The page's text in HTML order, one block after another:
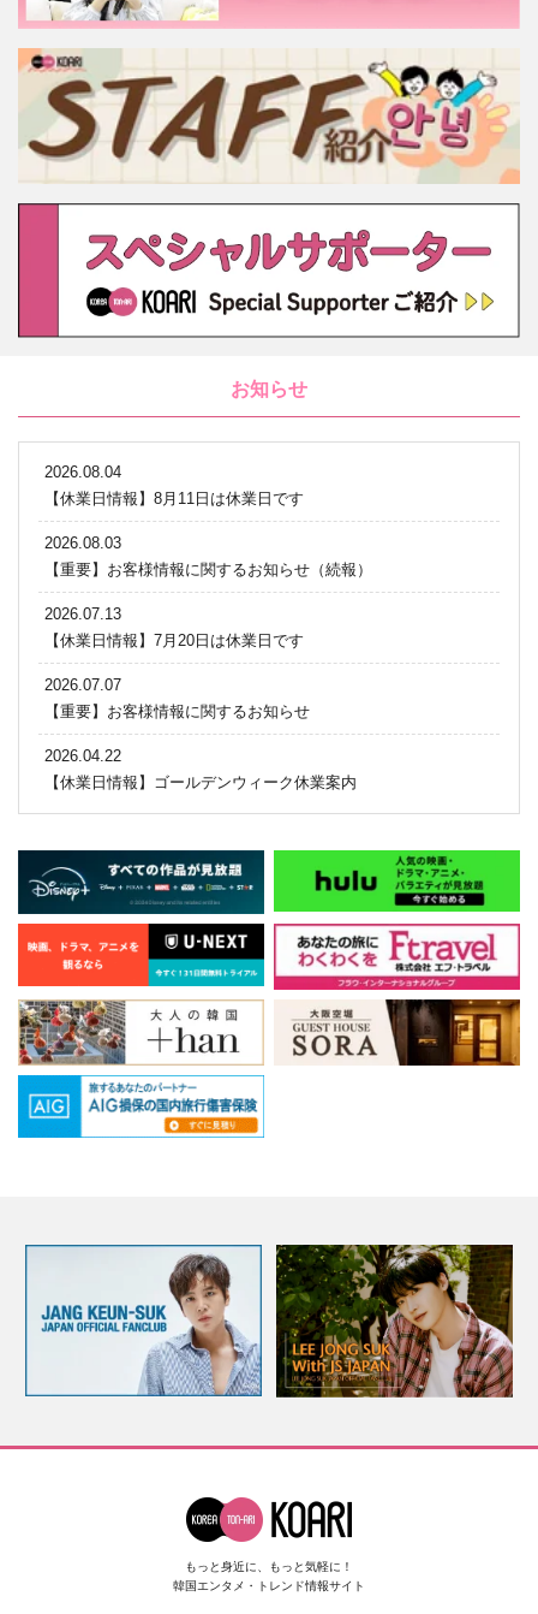
お知らせ
2026.08.04
【休業日情報】8月11日は休業日です
2026.08.03
【重要】お客様情報に関するお知らせ（続報）
2026.07.13
【休業日情報】7月20日は休業日です
2026.07.07
【重要】お客様情報に関するお知らせ
2026.04.22
【休業日情報】ゴールデンウィーク休業案内
もっと身近に、もっと気軽に！
韓国エンタメ・トレンド情報サイト